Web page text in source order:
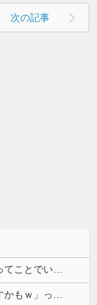
次の記事